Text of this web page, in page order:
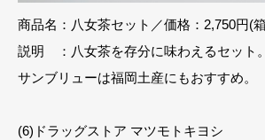
商品名：八女茶セット／価格：2,750円(
説明 ：八女茶を存分に味わえるセット
サンブリューは福岡土産にもおすすめ。
(6)ドラッグストア マツモトキヨシ